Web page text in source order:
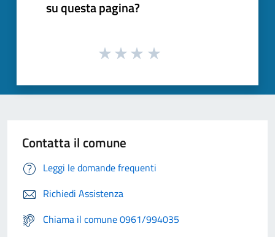
su questa pagina?
Contatta il comune
Leggi le domande frequenti
Richiedi Assistenza
Chiama il comune 0961/994035